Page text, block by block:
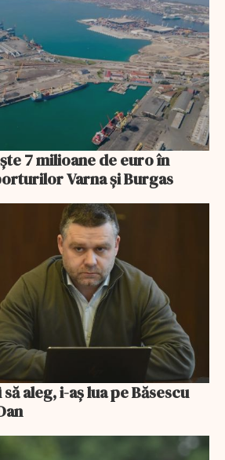
7 milioane de euro în
Varna și Burgas
aleg, i-aș lua pe Băsescu